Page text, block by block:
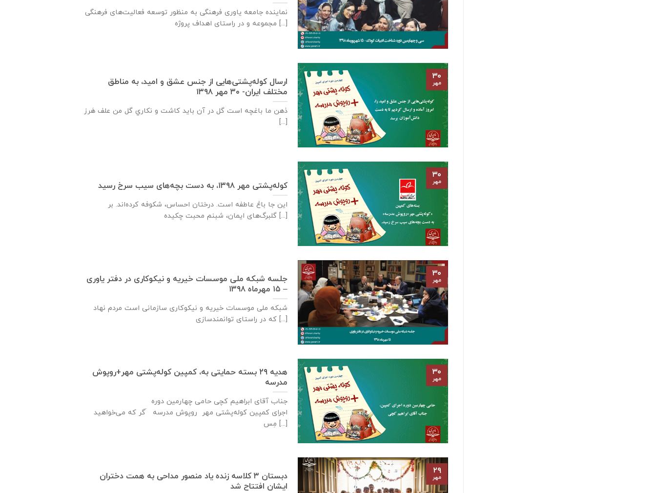
نماينده جامعه ياوری فرهنگی به منظور توسعه فعاليت‌های فرهنگی
مجموعه و در راستای اهداف پروژه [...]
ارسال کوله‌پشتی‌هایی از جنس عشق و امید، به مناطق
مختلف ایران- ۳۰ مهر ۱۳۹۸
ذهن ما باغچه است گل در آن باید کاشت و نکاري گل من علف هَرز
[...]
۳۰
مهر
کوله‌پشتی مهر ۱۳۹۸، به دست بچه‌های سیب سرخ رسید
این جا باغ عاطفه است. درختان احساس، شکوفه کرده‌اند. بر
گلبرگ‌های ایمان، شبنم محبت چکیده [...]
۳۰
مهر
جلسه شبکه ملی موسسات خیریه و نیکوکاری در دفتر یاوری
– ۱۵ مهرماه ۱۳۹۸
که در راستای توانمندسازی [...]
۳۰
مهر
هدیه ۲۹ بسته حمایتی به، کمپین کوله‌پشتی مهر+روپوش
مدرسه
جناب آقای ابراهیم کچی حامی چهارمین دوره
اجرای کمپین کوله‌پشتی مهر روپوش مدرسه َگر که می‌خواهید
مِس [...]
۳۰
مهر
دبستان ٣ كلاسه زنده ياد منصور مداحی به همت دختران
ايشان افتتاح شد
۲۹
مهر